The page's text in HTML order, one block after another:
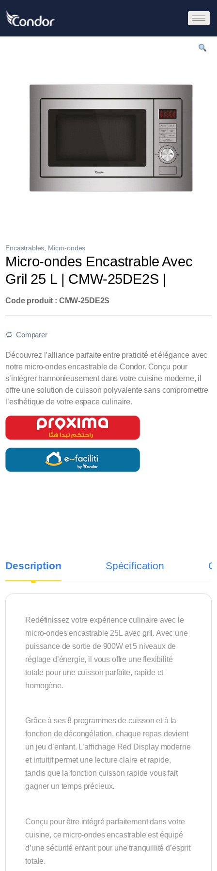
Encastrables Micro-ondes
Micro-ondes Encastrable Avec
Gril 25 L | CMW-25DE2S |
Code produit : CMW-25DE2S
Comparer
Découvrez l’alliance parfaite entre praticité et élégance avec
notre micro-ondes encastrable de Condor. Conçu pour
s’intégrer harmonieusement dans votre cuisine moderne, il
offre une solution de cuisson polyvalente sans compromettre
l’esthétique de votre espace culinaire.
Description Spécification
Redéfinissez votre expérience culinaire avec le
micro-ondes encastrable 25L avec gril. Avec une
puissance de sortie de 900W et 5 niveaux de
réglage d’énergie, il vous offre une flexibilité
totale pour une cuisson parfaite, rapide et
homogène.
Grâce à ses 8 programmes de cuisson et à la
fonction de décongélation, chaque repas devient
un jeu d’enfant. L’affichage Red Display moderne
et intuitif permet une lecture claire et rapide,
tandis que la fonction cuisson rapide vous fait
gagner un temps précieux.
Conçu pour être intégré parfaitement dans votre
cuisine, ce micro-ondes encastrable est équipé
d’une sécurité enfant pour une tranquillité d’esprit
totale.